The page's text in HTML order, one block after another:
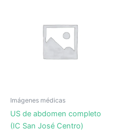
Imágenes médicas
US de abdomen completo
(IC San José Centro)